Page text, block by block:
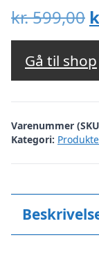
kr.599,00
Gå til shop
Varenummer
Kategori: